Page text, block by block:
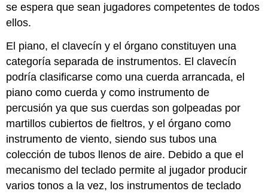
se espera que sean jugadores competentes de todos
ellos.
El piano, el clavecín y el órgano constituyen una
categoría separada de instrumentos. El clavecín
podría clasificarse como una cuerda arrancada, el
piano como cuerda y como instrumento de
percusión ya que sus cuerdas son golpeadas por
martillos cubiertos de fieltros, y el órgano como
instrumento de viento, siendo sus tubos una
colección de tubos llenos de aire. Debido a que el
mecanismo del teclado permite al jugador producir
varios tonos a la vez, los instrumentos de teclado